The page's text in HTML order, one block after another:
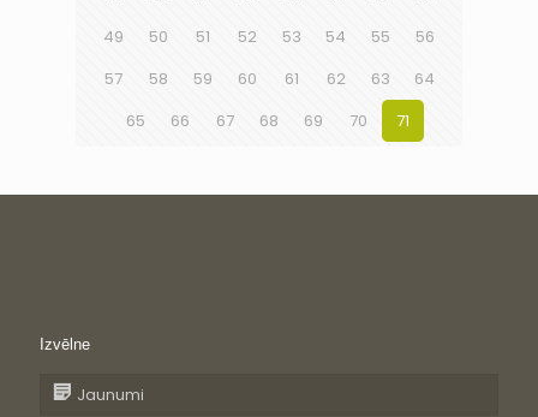
49
50 51 52 53 54 55
56
57
58 59 60 61 62 63
64
65
66 67 68 69 70 71
Izvēlne
Jaunumi